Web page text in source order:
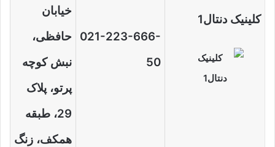
کلینیک دنتال1
021-223-666-
50
خیابان
حافظی،
نبش کوچه
پرتو، پلاک
29، طبقه
همکف، زنگ